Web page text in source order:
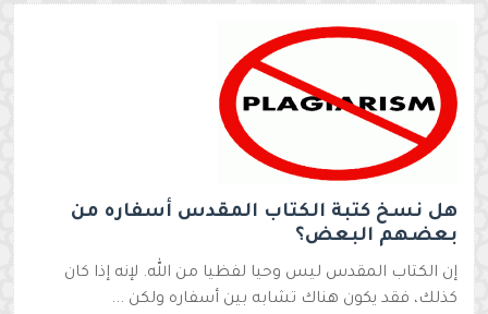
هل نسخ كتبة الكتاب المقدس أسفاره من
بعضهم البعض؟
إن الكتاب المقدس ليس وحيا لفظيا من الله. لإنه إذا كان
كذلك، فقد يكون هناك تشابه بين أسفاره ولكن ...